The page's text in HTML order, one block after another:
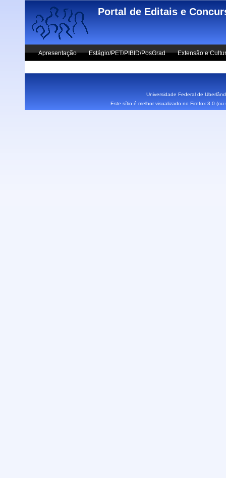
Skip to main content
Portal de Editais e
Apresentação Estágio/PET/PIBID/PosGrad Extensão e
Universidade Federal de
Este sítio é melhor visualizado no Firefox 3.0